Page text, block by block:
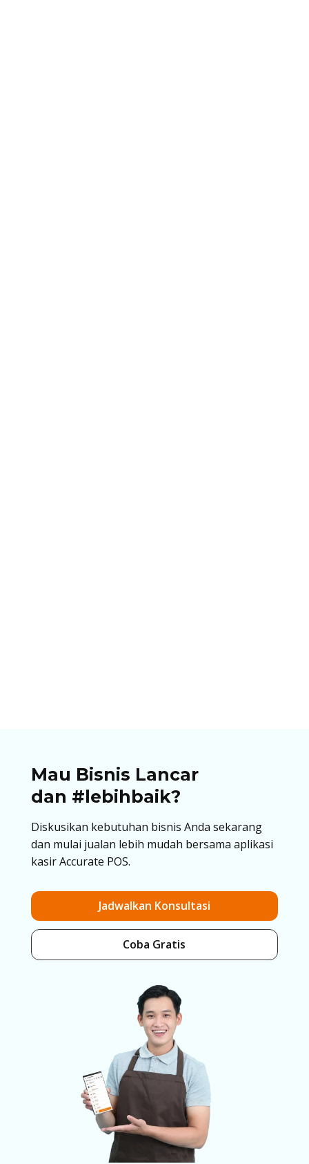
Mau Bisnis Lancar
dan #lebihbaik?
Diskusikan kebutuhan bisnis Anda sekarang
dan mulai jualan lebih mudah bersama aplikasi
kasir Accurate POS.
Jadwalkan Konsultasi
Coba Gratis